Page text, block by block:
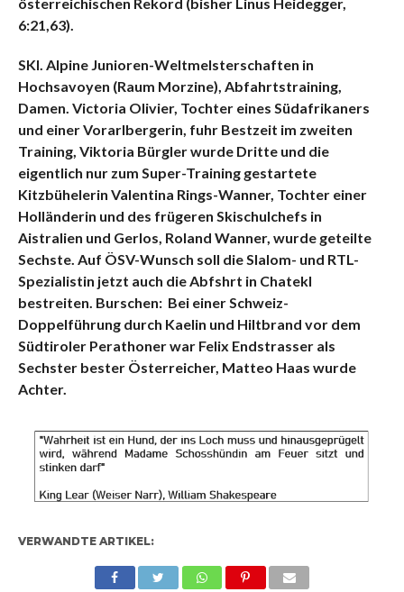
6:21,63).
SKI. Alpine Junioren-WeltmeIsterschaften in
Hochsavoyen (Raum Morzine), Abfahrtstraining,
Damen. Victoria Olivier, Tochter eines Südafrikaners
und einer Vorarlbergerin, fuhr Bestzeit im zweiten
Training, Viktoria Bürgler wurde Dritte und die
eigentlich nur zum Super-Training gestartete
Kitzbühelerin Valentina Rings-Wanner, Tochter einer
Holländerin und des frügeren Skischulchefs in
Aistralien und Gerlos, Roland Wanner, wurde geteilte
Sechste. Auf ÖSV-Wunsch soll die Slalom- und RTL-
Spezialistin jetzt auch die Abfshrt in Chatekl
bestreiten. Burschen: Bei einer Schweiz-
Doppelführung durch Kaelin und Hiltbrand vor dem
Südtiroler Perathoner war Felix Endstrasser als
Sechster bester Österreicher, Matteo Haas wurde
Achter.
VERWANDTE ARTIKEL: